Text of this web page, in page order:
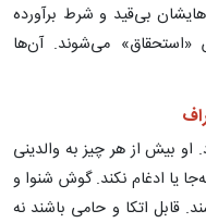
بی‌قید و شرط برآورده
می‌شوند. آن‌ها
بیش از هر چیز به والدینی
یا ادغام نکند. گوش شنوا و
قابل اتکا و حامی باشند نه